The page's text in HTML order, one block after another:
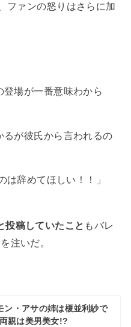
ファンの怒りはさらに加
登場が一番意味わから
るが彼氏から言われるの
は辞めてほしい！！」
稿していたこと もバレ
注いだ。
ン・アサの姉は榎並利紗で
親は美男美女!?